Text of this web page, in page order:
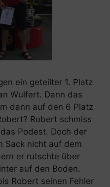
ein geteilter 1. Platz
Wulfert. Dann das
dann auf den 6 Platz
Robert schmiss
Podest. Doch der
Sack nicht auf dem
er rutschte über
auf den Boden.
Robert seinen Fehler